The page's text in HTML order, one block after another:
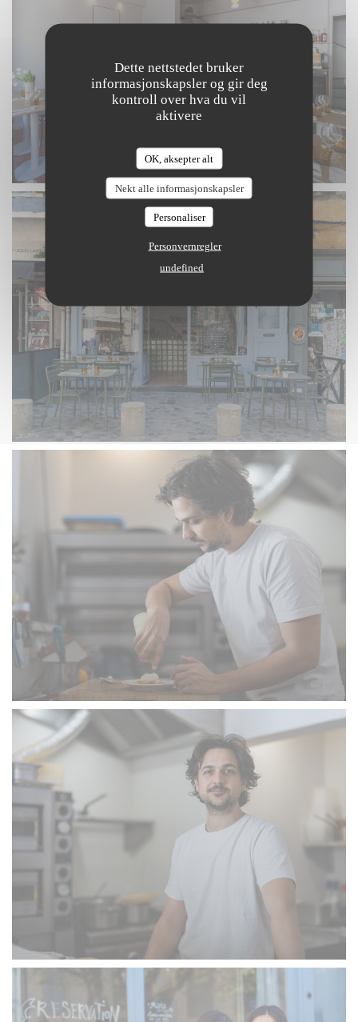
Dette nettstedet bruker
informasjonskapsler og gir deg
kontroll over hva du vil
aktivere
OK, aksepter alt
Nekt alle informasjonskapsler
Personaliser
Personvernregler
undefined